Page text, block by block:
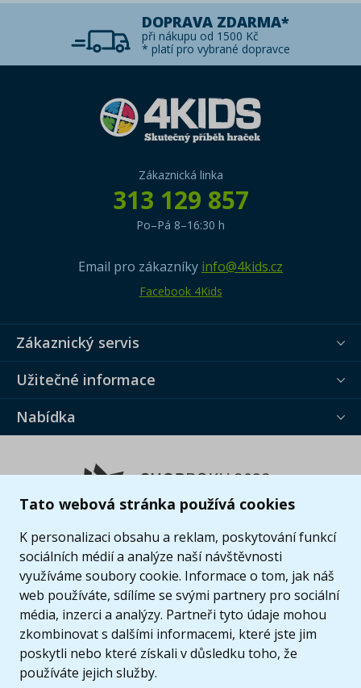
Tato webová stránka používá cookies
K personalizaci obsahu a reklam, poskytování funkcí
sociálních médií a analýze naší návštěvnosti
využíváme soubory cookie. Informace o tom, jak náš
web používáte, sdílíme se svými partnery pro sociální
média, inzerci a analýzy. Partneři tyto údaje mohou
zkombinovat s dalšími informacemi, které jste jim
poskytli nebo které získali v důsledku toho, že
používáte jejich služby.
DOPRAVA ZDARMA*
při nákupu od 1500 Kč
* platí pro vybrané dopravce
Zákaznická linka
313 129 857
Po–Pá 8–16:30 h
Email pro zákazníky info@4kids.cz
Facebook 4Kids
Zákaznický servis
Užitečné informace
Nabídka